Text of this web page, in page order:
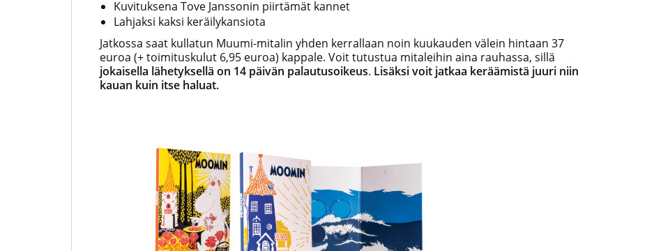
Kuvituksena Tove Janssonin piirtämät kannet
Lahjaksi kaksi keräilykansiota
Jatkossa saat kullatun Muumi-mitalin yhden kerrallaan noin kuukauden välein hintaan 37
euroa (+ toimituskulut 6,95 euroa) kappale. Voit tutustua mitaleihin aina rauhassa, sillä
jokaisella lähetyksellä on 14 päivän palautusoikeus. Lisäksi voit jatkaa keräämistä juuri niin
kauan kuin itse haluat.